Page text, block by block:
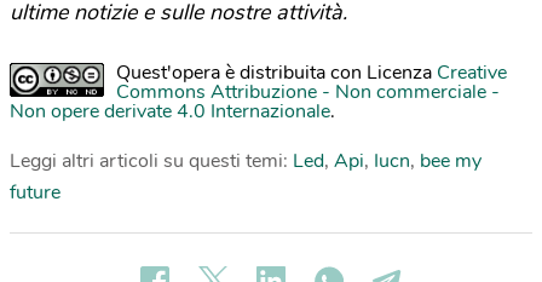
ultime notizie e sulle nostre attività.
Quest'opera è distribuita con Licenza Creative
Commons Attribuzione - Non commerciale -
Non opere derivate 4.0 Internazionale.
Leggi altri articoli su questi temi: Led, Api, Iucn, bee my
future